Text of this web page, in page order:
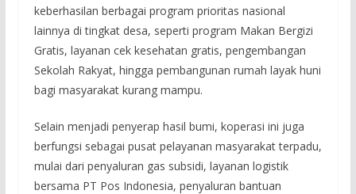
keberhasilan berbagai program prioritas nasional
lainnya di tingkat desa, seperti program Makan Bergizi
Gratis, layanan cek kesehatan gratis, pengembangan
Sekolah Rakyat, hingga pembangunan rumah layak huni
bagi masyarakat kurang mampu.
​Selain menjadi penyerap hasil bumi, koperasi ini juga
berfungsi sebagai pusat pelayanan masyarakat terpadu,
mulai dari penyaluran gas subsidi, layanan logistik
bersama PT Pos Indonesia, penyaluran bantuan